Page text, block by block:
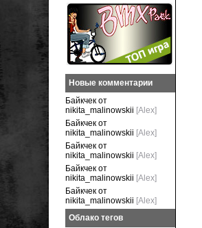
Новые комментарии
Байкчек от
nikita_malinowskii [Alex]
Байкчек от
nikita_malinowskii [Alex]
Байкчек от
nikita_malinowskii [Alex]
Байкчек от
nikita_malinowskii [Alex]
Байкчек от
nikita_malinowskii [Alex]
Облако тегов